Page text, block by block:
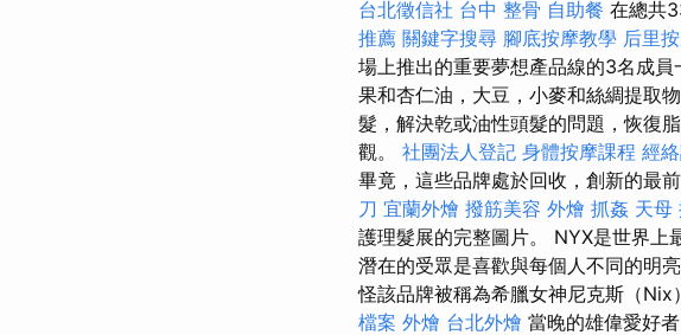
台北徵信社 台中 整骨 自助餐 在總共
推薦 關鍵字搜尋 腳底按摩教學 后里
場上推出的重要夢想產品線的3名成
果和杏仁油，大豆，小麥和絲綢提取
髮，解決乾或油性頭髮的問題，恢復
觀。 社團法人登記 身體按摩課程 經
畢竟，這些品牌處於回收，創新的最
刀 宜蘭外燴 撥筋美容 外燴 抓姦 天母
護理髮展的完整圖片。 NYX是世界上
潛在的受眾是喜歡與每個人不同的明
怪該品牌被稱為希臘女神尼克斯（Nix
檔案 外燴 台北外燴 當晚的雄偉愛好者